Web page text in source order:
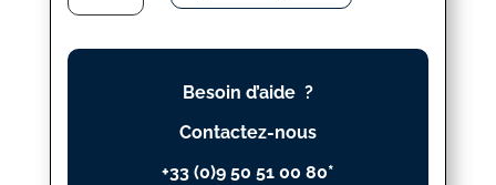
MONOPOLIS
Besoin d’aide ?
Contactez-nous
+33 (0)9 50 51 00 80*